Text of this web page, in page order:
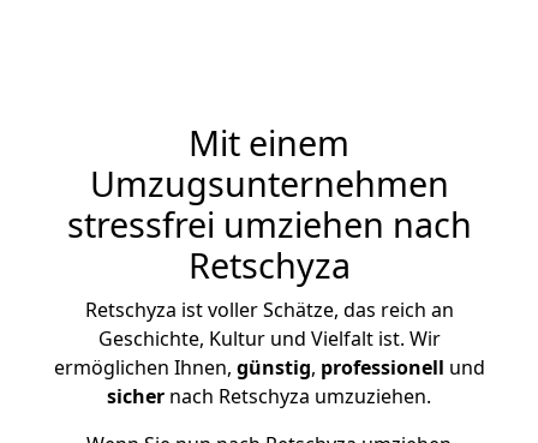
Mit einem
Umzugsunternehmen
stressfrei umziehen nach
Retschyza
Retschyza ist voller Schätze, das reich an
Geschichte, Kultur und Vielfalt ist. Wir
ermöglichen Ihnen, günstig, professionell und
sicher nach Retschyza umzuziehen.